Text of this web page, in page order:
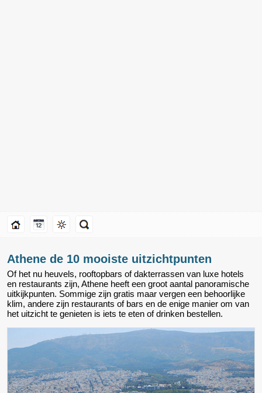
Athene de 10 mooiste uitzichtpunten
Of het nu heuvels, rooftopbars of dakterrassen van luxe hotels
en restaurants zijn, Athene heeft een groot aantal panoramische
uitkijkpunten. Sommige zijn gratis maar vergen een behoorlijke
klim, andere zijn restaurants of bars en de enige manier om van
het uitzicht te genieten is iets te eten of drinken bestellen.